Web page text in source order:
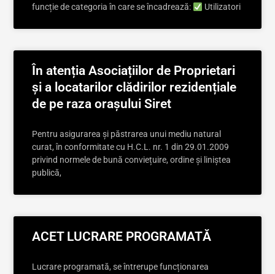
funcție de categoria în care se încadrează:
Utilizatori
În atenția Asociațiilor de Proprietari
și a locatarilor clădirilor rezidențiale
de pe raza orașului Siret
Pentru asigurarea și păstrarea unui mediu natural
curat, în conformitate cu H.C.L. nr. 1 din 29.01.2009
privind normele de bună conviețuire, ordine și liniștea
publică,
ACET LUCRARE PROGRAMATĂ
Lucrare programată, se întrerupe funcționarea